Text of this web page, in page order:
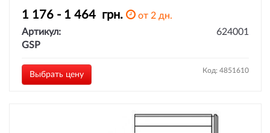
1 176 - 1 464 грн.
от 2 дн.
Артикул:
624001
GSP
Выбрать цену Код: 4851610